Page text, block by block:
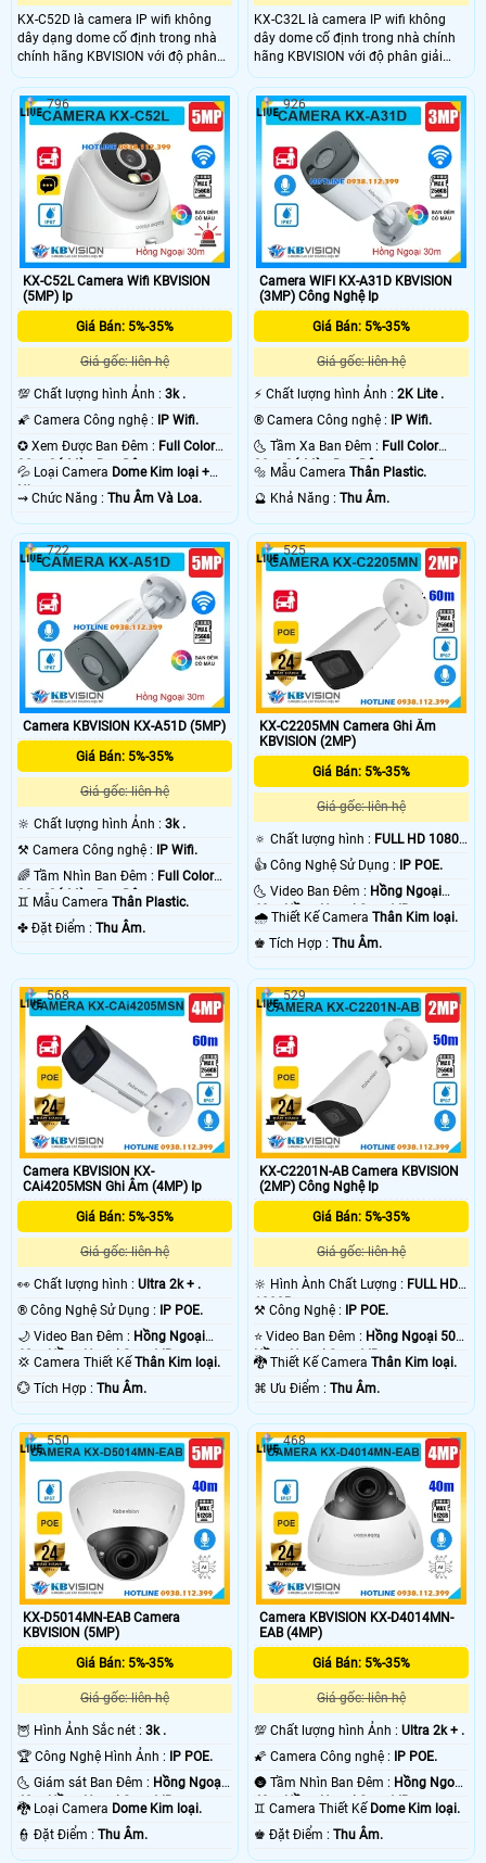
KX-C52D là camera IP wifi không
dây dạng dome cố định trong nhà
chính hãng KBVISION với độ phân
giải 5MP cho hình ảnh sắc nét.
Camera hỗ trợ hồng ngoại 30m ánh
sáng kép full color, khe cắm thẻ nhớ
lên đến 256GB và khả năng phân
biệt người và xe chính xác. Với
chuẩn chống bụi nước IP67 và mức
giá rẻ, camera KX-C52D là lựa chọn
lý tưởng cho nhu cầu giám sát an
ninh hiệu quả.
KX-C32L là camera IP wifi không
dây dome cố định trong nhà chính
hãng KBVISION với độ phân giải
3MP cho hình ảnh sắc nét. Camera
hỗ trợ hồng ngoại 30m ánh sáng
kép full color, đàm thoại 2 chiều, khe
cắm thẻ nhớ lên đến 256GB và tính
năng phân biệt người và xe, tích hợp
báo động thông minh. Với chuẩn
chống bụi nước IP67 và mức giá rẻ
đây là giải pháp giám sát an ninh
gia đình hiệu quả.
KX-C52L Camera Wifi KBVISION
(5MP) Ip
Giá Bán: 5%-35%
Giá gốc: liên hệ
💯 Chất lượng hình Ảnh : 3k .
🌠 Camera Công nghệ : IP Wifi.
✪ Xem Được Ban Đêm : Full Color
30m Có Màu Ban Ðêm.
💦 Loại Camera Dome Kim loại +
Nhựa.
️⇝ Chức Năng : Thu Âm Và Loa.
796
Camera WIFI KX-A31D KBVISION
(3MP) Công Nghệ Ip
Giá Bán: 5%-35%
Giá gốc: liên hệ
️⚡ Chất lượng hình Ảnh :2K Lite .
®️ Camera Công nghệ : IP Wifi.
🌜 Tầm Xa Ban Đêm : Full Color
30m Có Màu Ban Ðêm.
🔩 Mẫu CameraThân Plastic.
️🔮 Khả Năng :Thu Âm.
926
Camera KBVISION KX-A51D (5MP)
Giá Bán: 5%-35%
Giá gốc: liên hệ
🔆 Chất lượng hình Ảnh : 3k .
⚒ Camera Công nghệ :
IP Wifi.
🌈 Tầm Nhìn Ban Đêm : Full Color
30m Có Màu Ban Ðêm.
♊ Mẫu Camera Thân Plastic.
️✤ Đặt Điểm : Thu Âm.
722
KX-C2205MN Camera Ghi Âm
KBVISION (2MP)
Giá Bán: 5%-35%
Giá gốc: liên hệ
🔅 Chất lượng hình : FULL HD 1080P
.
👍 Công Nghệ Sử Dụng :
IP POE.
🌜 Video Ban Đêm : Hồng Ngoại
60m Hồng Ngoại Smart IR.
🌧️ Thiết Kế CameraThân Kim loại.
️♚ Tích Hợp :Thu Âm.
525
Camera KBVISION KX-
CAi4205MSN Ghi Âm (4MP) Ip
Giá Bán: 5%-35%
Giá gốc: liên hệ
️👀 Chất lượng hình : Ultra 2k + .
®️ Công Nghệ Sử Dụng :
IP POE.
🌙 Video Ban Đêm : Hồng Ngoại
60m Hồng Ngoại Smart IR.
💢 Camera Thiết Kế Thân Kim loại.
️💮 Tích Hợp : Thu Âm.
568
KX-C2201N-AB Camera KBVISION
(2MP) Công Nghệ Ip
Giá Bán: 5%-35%
Giá gốc: liên hệ
🔆 Hình Ành Chất Lượng : FULL HD
1080P .
⚒ Công Nghệ :
IP POE.
⭐ Video Ban Đêm : Hồng Ngoại 50m
Hồng Ngoại Smart IR.
🐉️ Thiết Kế CameraThân Kim loại.
️⌘ Ưu Điểm :Thu Âm.
529
KX-D5014MN-EAB Camera
KBVISION (5MP)
Giá Bán: 5%-35%
Giá gốc: liên hệ
🦉 Hình Ảnh Sắc nét : 3k .
🏆 Công Nghệ Hình Ảnh : IP POE.
🌜 Giám sát Ban Đêm : Hồng Ngoại
40m Hồng Ngoại Smart IR.
🐉️ Loại Camera Dome Kim loại.
️👮 Đặt Điểm : Thu Âm.
550
Camera KBVISION KX-D4014MN-
EAB (4MP)
Giá Bán: 5%-35%
Giá gốc: liên hệ
💯 Chất lượng hình Ảnh :Ultra 2k + .
🌠 Camera Công nghệ : IP POE.
🌚 Tầm Nhìn Ban Đêm : Hồng Ngoại
40m Hồng Ngoại Smart IR.
♊ Camera Thiết Kế Dome Kim loại.
️♚ Đặt Điểm :Thu Âm.
468